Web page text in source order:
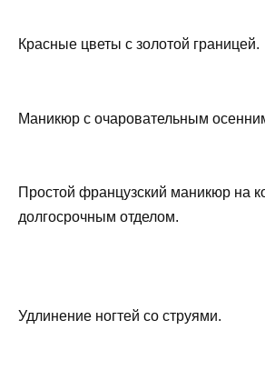
Красные цветы с золотой границей.
Маникюр с очаровательным
Простой французский маникюр на
долгосрочным отделом.
Удлинение ногтей со струями.